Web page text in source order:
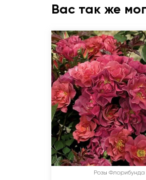
Вас так же
Розы Флорибунда